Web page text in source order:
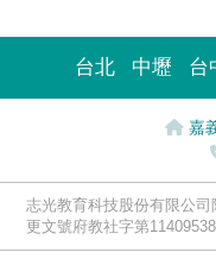
台北 中壢 台
嘉
志光教育科技股份有限公
更文號府教社字第